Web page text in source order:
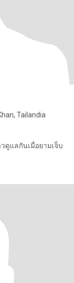
Tailandia
ดูแลกันเมื่อยามเจ็บ